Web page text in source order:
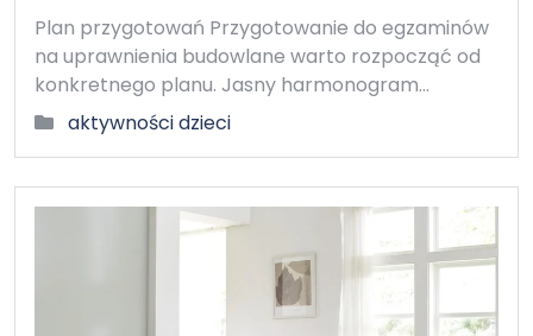
Plan przygotowań Przygotowanie do egzaminów
na uprawnienia budowlane warto rozpocząć od
konkretnego planu. Jasny harmonogram…
aktywności dzieci